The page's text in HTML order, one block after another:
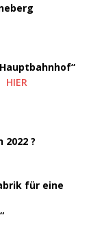
HIER
?
für eine